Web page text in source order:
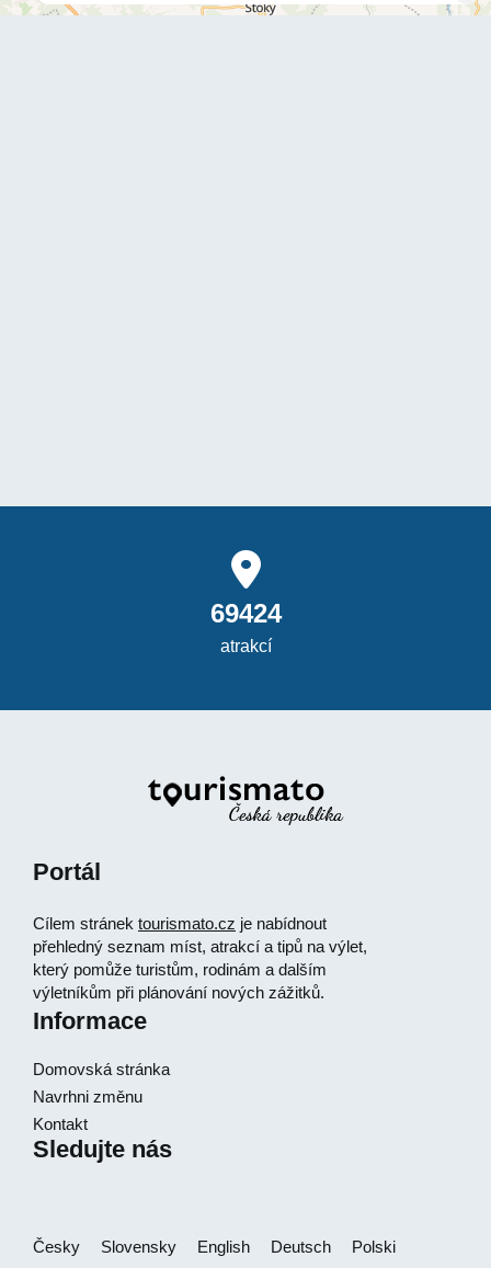
69424
atrakcí
Portál
Cílem stránek tourismato.cz je nabídnout
přehledný seznam míst, atrakcí a tipů na výlet,
který pomůže turistům, rodinám a dalším
výletníkům při plánování nových zážitků.
Informace
Domovská stránka
Navrhni změnu
Kontakt
Sledujte nás
Česky Slovensky English Deutsch
Polski